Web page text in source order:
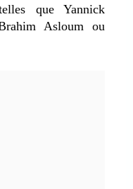
que Yannick
Asloum ou